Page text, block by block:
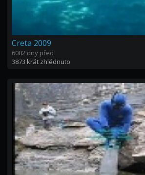
Creta 2009
6002 dny před
3873 krát zhlédnuto